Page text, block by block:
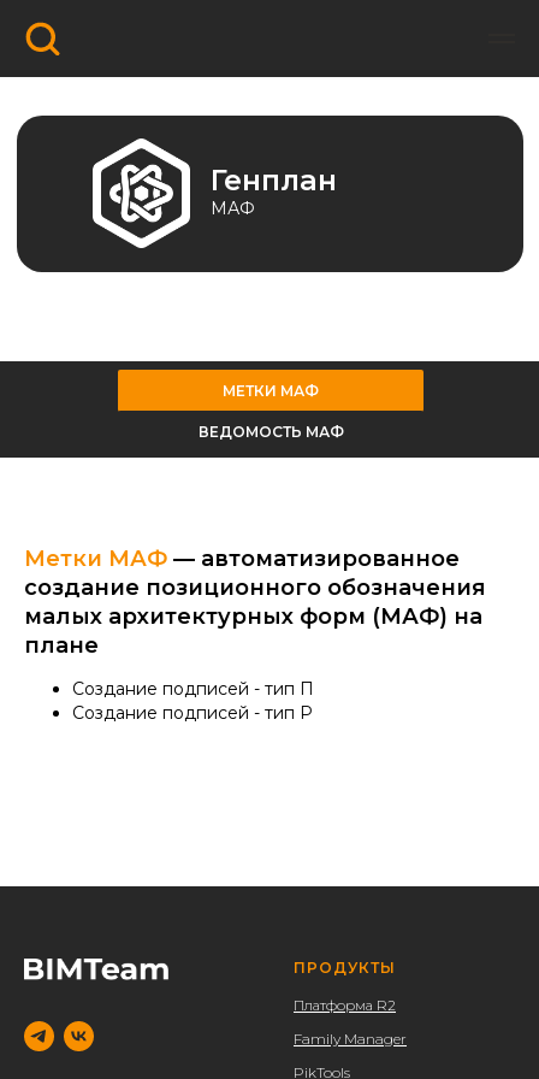
МАФ
МЕТКИ МАФ
ВЕДОМОСТЬ МАФ
Метки МАФ — автоматизированное
создание позиционного обозначения
малых архитектурных форм (МАФ) на
плане
Создание подписей - тип П
Создание подписей - тип Р
ПРОДУКТЫ
Платформа R2
Family Manager
PikTools